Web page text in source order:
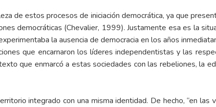
de estos procesos de iniciación democrática, ya que
democráticas (Chevalier, 1999). Justamente esa es la
la ausencia de democracia en los años
que encarnaron los líderes independentistas y las
que enmarcó a estas sociedades con las rebeliones, la
integrado con una misma identidad. De hecho, “en